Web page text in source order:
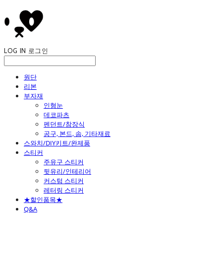
LOG IN 로그인
원단
리본
부자재
인형눈
데코파츠
펜던트/참장식
공구, 본드, 솜, 기타재료
스와치/DIY키트/완제품
스티커
주유구 스티커
뒷유리/인테리어
커스텀 스티커
레터링 스티커
★할인품목★
Q&A